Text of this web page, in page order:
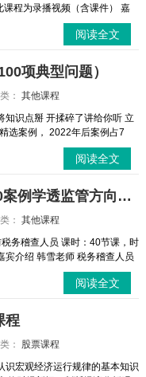
程为录播视频（含课件） 嘉
阅读全文
项典型问题）
： 其他课程
识点掰 开揉碎了讲给你听 立
选案例， 2022年后案例占7
阅读全文
韩雪老师金税四期税务专题课 40案例学透监管方向、风险防范、稽查与合规要点
： 其他课程
务稽查人员 课时：40节课，时
介绍 韩雪老师 税务稽查人员
阅读全文
程
： 股票课程
识宏观经济运行规律的基本知识